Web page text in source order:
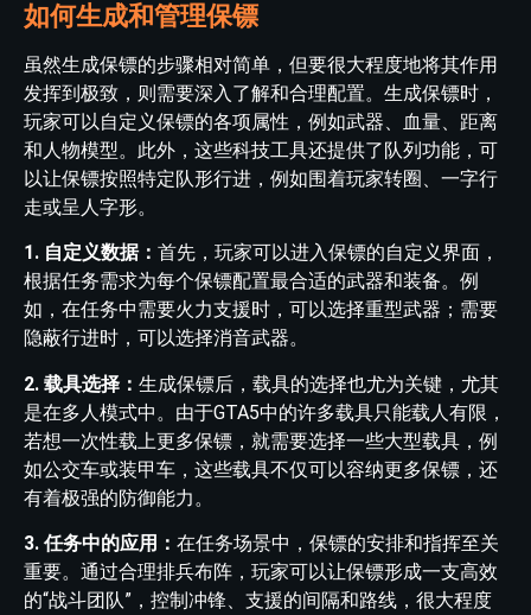
如何生成和管理保镖
虽然生成保镖的步骤相对简单，但要很大程度地将其作用
发挥到极致，则需要深入了解和合理配置。生成保镖时，
玩家可以自定义保镖的各项属性，例如武器、血量、距离
和人物模型。此外，这些科技工具还提供了队列功能，可
以让保镖按照特定队形行进，例如围着玩家转圈、一字行
走或呈人字形。
1. 自定义数据： 首先，玩家可以进入保镖的自定义界面，
根据任务需求为每个保镖配置最合适的武器和装备。例
如，在任务中需要火力支援时，可以选择重型武器；需要
隐蔽行进时，可以选择消音武器。
2. 载具选择： 生成保镖后，载具的选择也尤为关键，尤其
是在多人模式中。由于GTA5中的许多载具只能载人有限，
若想一次性载上更多保镖，就需要选择一些大型载具，例
如公交车或装甲车，这些载具不仅可以容纳更多保镖，还
有着极强的防御能力。
3. 任务中的应用： 在任务场景中，保镖的安排和指挥至关
重要。通过合理排兵布阵，玩家可以让保镖形成一支高效
的“战斗团队”，控制冲锋、支援的间隔和路线，很大程度